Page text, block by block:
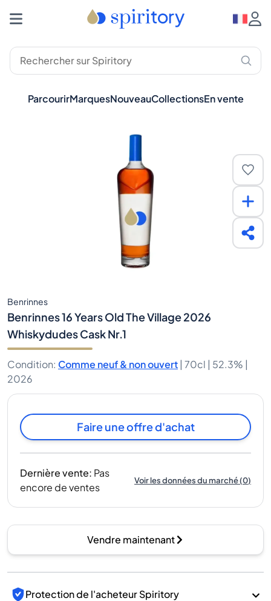
ParcourirMarquesNouveauCollectionsEn vente
Benrinnes
Benrinnes 16 Years Old The Village 2026
Whiskydudes Cask Nr.1
Condition: Comme neuf & non ouvert | 70cl | 52.3% |
2026
Faire une offre d'achat
Dernière vente: Pas
encore de ventes
Voir les données du marché(0)
Vendre maintenant
Protection de l'acheteur Spiritory